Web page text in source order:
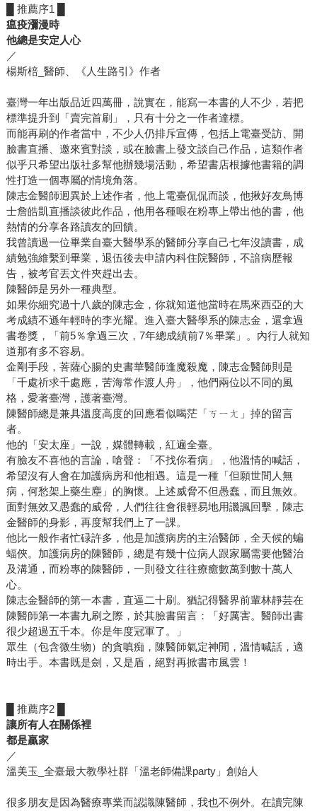
█ 推薦序1 █
瘟疫瀰漫時
他總是安定人心
／
楊斯棓_醫師、《人生路引》作者
臺灣一年出版品近四萬冊，說實在，能寫一本書的人不少，若把
標準提升到「賣完首刷」，只有十分之一作者達標。
而能再刷的作者當中，不少人仍排斥宣傳，包括上電臺受訪、開
臉書直播、邀來賓對談，或在臉書上發文談自己作品，這類作者
似乎只希望出版社多幫他辦幾場活動，希望書店根據他書籍的調
性打造一個專屬的情境角落。
陳志金醫師迥異於上述作者，他上電臺侃侃而談，他揪好友鳥博
士詹皓凱直播談彼此作品，他用各種哏在粉專上帶出他的書，他
熱情的分享各路讀友的回饋。
我曾讀過一位畢業自臺大醫學系的醫師分享自己七年沒讀書，成
績勉強維繫到畢業，退伍後去申請內科住院醫師，不諳病歷報
告，被考官丟文件夾趕出去。
陳醫師是另外一種典型。
如果你細究過十八歲的陳志金，你就知道他當時在馬來西亞的大
考成績不遜年輕時的李光耀。進入臺大醫學系的陳志金，還拿過
書卷獎，「前5％拿過三次，7年總成績前7％畢業」。內行人就知
道那有多不容易。
金剛手段，菩薩心腸的史書華醫師逢魔殺魔，陳志金醫師則是
「千處祈求千處應，苦海常作渡人舟」，他們兩位以不同的風
格，愛著臺灣，護著臺灣。
陳醫師總是兼具溫度高度的回應看似喝茫「ㄎㄧㄤ」掉的留言
者。
他的「安太座」一說，媒體轉載，紅遍全臺。
有臉友不喜他的言論，嗆聲：「不找你看病」，他溫情的喊話，
希望沒有人會在加護病房和他相遇。這是一種「但願世間人無
病，何愁架上藥生塵」的胸懷。上述威脅不但愚蠢，而且無效。
面對無效又愚蠢的威脅，人們往往會很輕易地用譏諷回擊，陳志
金醫師的身影，再度幫我們上了一課。
他比一般作者忙碌許多，他是加護病房的主治醫師，全天候的蝙
蝠俠。加護病房的陳醫師，總是有幾十位病人跟家屬需要他醫治
及溝通，而粉專的陳醫師，一則發文往往療癒數萬到數十萬人
心。
陳志金醫師的第一本書，直逼二十刷。猶記得醫界前輩林靜芸在
陳醫師第一本書九刷之際，於其臉書留言：「好厲害。醫師出書
很少超過五千本。你是年度冠軍了。」
眾生（包含微生物）的貪嗔痴，陳醫師氣定神閒，溫情喊話，適
時出手。本書既是劍，又是盾，絕對再掀書市風雲！
█ 推薦序2 █
讓所有人在關係裡
都是贏家
／
溫美玉_全臺最大教學社群「溫老師備課party」創始人
很多朋友是因為醫療專業而認識陳醫師，我也不例外。在讀完陳